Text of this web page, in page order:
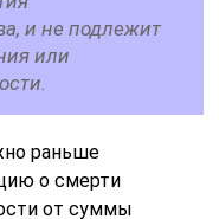
и не подлежит
или
раньше
о смерти
от суммы